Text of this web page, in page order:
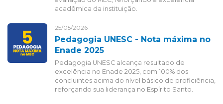
acadêmica da instituição.
25/05/2026
Pedagogia UNESC - Nota máxima no
Enade 2025
Pedagogia UNESC alcança resultado de
excelência no Enade 2025, com 100% dos
concluintes acima do nível básico de proficiência,
reforçando sua liderança no Espírito Santo.